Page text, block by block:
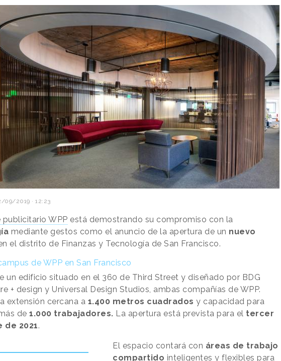
09/2019 · 12:23
publicitario WPP está demostrando su compromiso con la
mediante gestos como el anuncio de la apertura de un nuevo
el distrito de Finanzas y Tecnología de San Francisco.
de WPP en San Francisco
un edificio situado en el 360 de Third Street y diseñado por BDG
+ design y Universal Design Studios, ambas compañías de WPP.
extensión cercana a 1.400 metros cuadrados y capacidad para
de 1.000 trabajadores. La apertura está prevista para el tercer
2021.
El espacio contará con áreas de trabajo
compartido inteligentes y flexibles para